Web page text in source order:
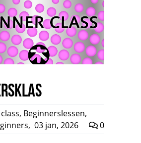
, Beginnerslessen,
, 03 jan, 2026 0